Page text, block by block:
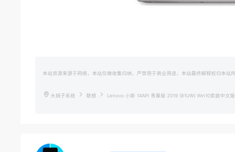
本站资源来源于网络，本站仅做收集归纳，严禁用于商业用途，本站最终解释权归本站所
大胡子系统 联想 Lenovo 小新 14API 青春版 2019 (81UW) Win10家庭中文